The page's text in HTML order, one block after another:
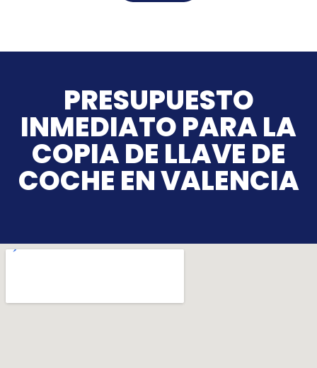
PRESUPUESTO
INMEDIATO PARA LA
COPIA DE LLAVE DE
COCHE EN VALENCIA